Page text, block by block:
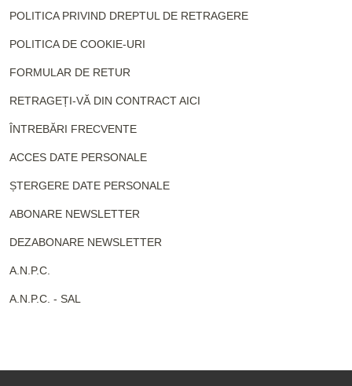
POLITICA PRIVIND DREPTUL DE RETRAGERE
POLITICA DE COOKIE-URI
FORMULAR DE RETUR
RETRAGEȚI-VĂ DIN CONTRACT AICI
ÎNTREBĂRI FRECVENTE
ACCES DATE PERSONALE
ȘTERGERE DATE PERSONALE
ABONARE NEWSLETTER
DEZABONARE NEWSLETTER
A.N.P.C.
A.N.P.C. - SAL